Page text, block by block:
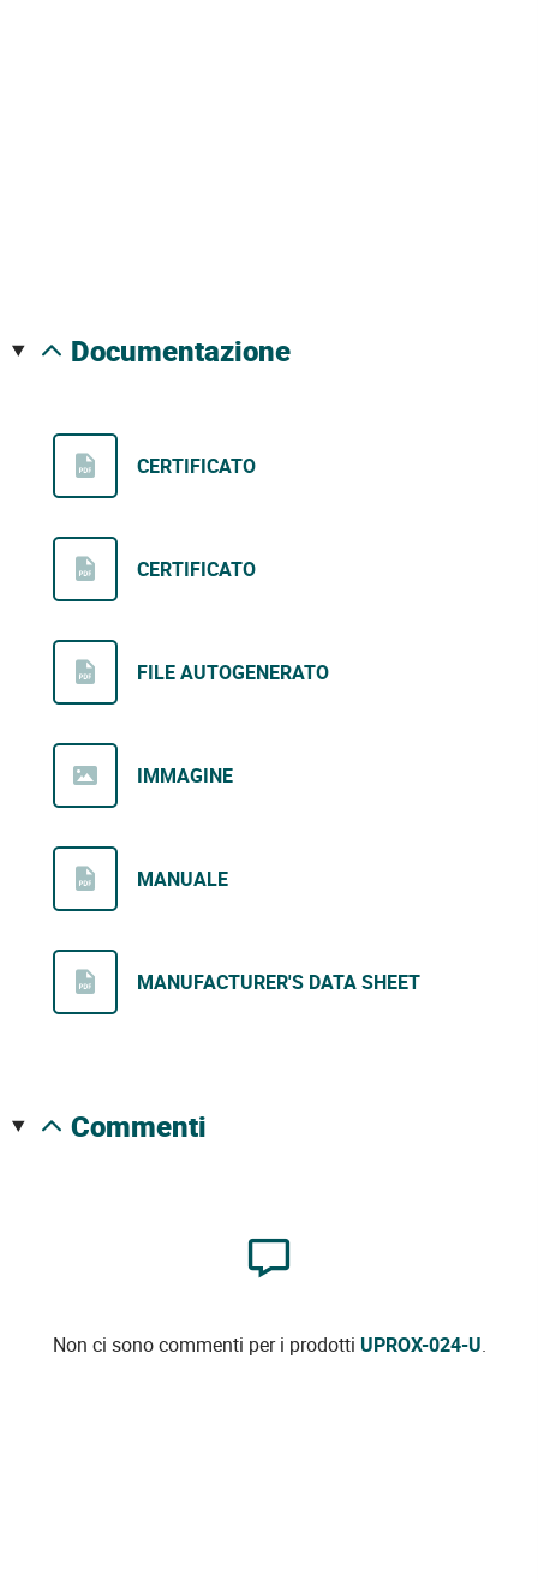
documentazione
CERTIFICATO
CERTIFICATO
FILE AUTOGENERATO
IMMAGINE
MANUALE
MANUFACTURER'S DATA SHEET
commenti
Non ci sono commenti per i prodotti UPROX-024-U.